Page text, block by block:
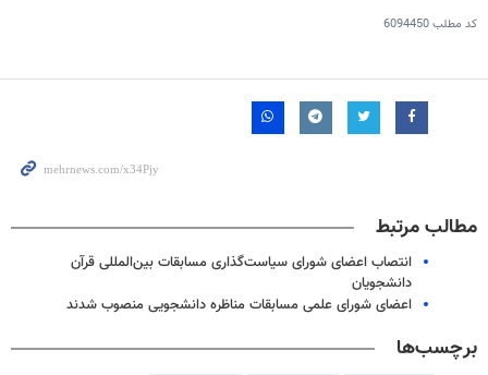
کد مطلب6094450
مطالب مرتبط
انتصاب اعضای شورای سیاست‌گذاری مسابقات بین‌المللی قرآن
دانشجویان
اعضای شورای علمی مسابقات مناظره دانشجویی منصوب شدند
برچسب‌ها